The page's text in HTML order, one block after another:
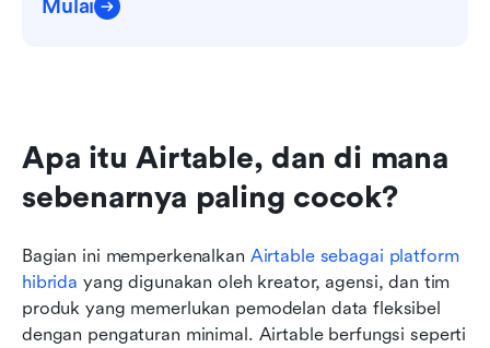
Mulai
Apa itu Airtable, dan di mana
sebenarnya paling cocok?
Bagian ini memperkenalkan Airtable sebagai platform
hibrida yang digunakan oleh kreator, agensi, dan tim
produk yang memerlukan pemodelan data fleksibel
dengan pengaturan minimal. Airtable berfungsi seperti